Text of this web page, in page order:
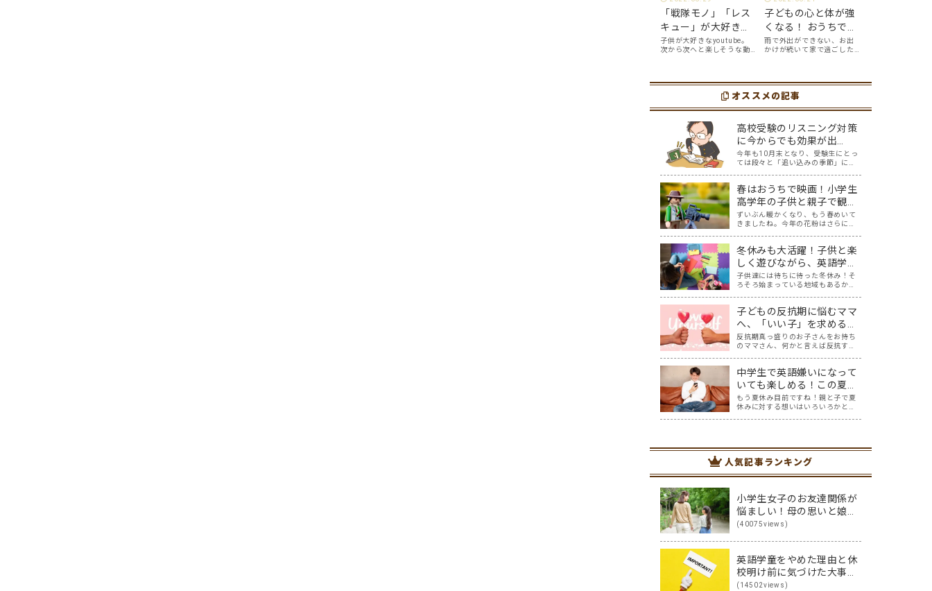
「戦隊モノ」「レス
キュー」が大好きな
年中男児が、自分か
ら好んで見る
選
子供が大好きなyoutube。
次から次へと楽しそうな動
ツールです。アットホーム留
学では、親子の会話・家庭
youtubeやゲーム、アプリ
子どもの心と体が強
くなる！ おうちで簡
単に、親子で英語ヨ
ガを楽しめる
選
雨で外出ができない、お出
かけが続いて家で過ごした
な時は英語ヨガに親子で挑
戦してみませんか？ 今回の
にオススメの「youtube動
オススメの記事
高校受験のリスニング対策
に今からでも効果が出
る？！おすすめTikTok５選
今年も10月末となり、受験生にとっ
ては段々と「追い込みの季節」にな
わかっているものの、なかなか集中
して勉強に取り組めないときもあり
ます。スマホを手に取ってしまうと
なかなか切り…
春はおうちで映画！小学生
高学年の子供と親子で観る
のに最適！【おすすめ海外
アニメ映画５選】
ずいぶん暖かくなり、もう春めいて
きましたね。今年の花粉はさらに多
おうちでゆっくり映画を楽しみませ
んか？ 親子でのおうち映画鑑賞は、
親子で過ごす春休みの過ごし方にピ
ッタリ！そこで…
冬休みも大活躍！子供と楽
しく遊びながら、英語学習
ができるお家手作りゲーム
遊び5選
子供達には待ちに待った冬休み！そ
ろそろ始まっている地域もあるかも
すが、夏休みと違い冬休みは、比較
的お家で過ごす方も多いのではない
でしょうか？ 夏休みほど宿題もな
く、のんびり過…
子どもの反抗期に悩むママ
へ、「いい子」を求める盲
点と反抗期への対応策
反抗期真っ盛りのお子さんをお持ち
のママさん、何かと言えば反抗する
とするいい子には程遠い…と悩んで
いませんか？ 「反抗期」。素直だっ
た我が子が、親の言うことを聞かな
くなり、どんど…
中学生で英語嫌いになって
いても楽しめる！この夏中
学生におすすめの英語学習
動画５選
もう夏休み目前ですね！親と子で夏
休みに対する想いはいろいろかと思
です。全国の受験生の皆さん、がん
ばってください…
人気記事ランキング
小学生女子のお友達関係が
悩ましい！母の思いと娘の
思いを伝え合った親子
(40075views)
英語学童をやめた理由と休
校明け前に気づけた大事な
こと
(14502views)